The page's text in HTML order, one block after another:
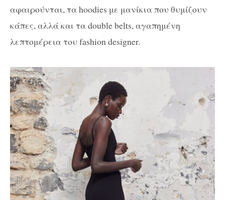
αφαιρούνται, τα hoodies με μανίκια που θυμίζουν
κάπες, αλλά και τα double belts, αγαπημένη
λεπτομέρεια του fashion designer.